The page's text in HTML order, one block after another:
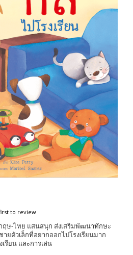
to review
ษ-ไทย แสนสนุก ส่งเสริมพัฒนาทักษะ
ายตัวเล็กที่อยากออกไปโรงเรียนมาก
เรียน และการเล่น